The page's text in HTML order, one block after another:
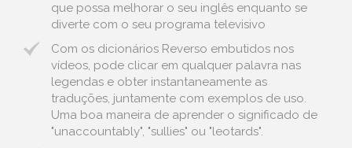
que possa melhorar o seu inglês enquanto se
diverte com o seu programa televisivo
Com os dicionários Reverso embutidos nos
vídeos, pode clicar em qualquer palavra nas
legendas e obter instantaneamente as
traduções, juntamente com exemplos de uso.
Uma boa maneira de aprender o significado de
"unaccountably", "sullies" ou "leotards".